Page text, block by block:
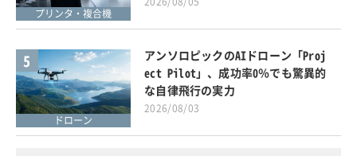
プリンタ・複合機
5
ドローン
アンソロピックのAIドローン「Proj
ect Pilot」、成功率0％でも驚異的
な自律飛行の実力
2026/08/03